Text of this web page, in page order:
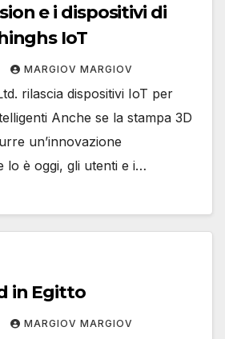
e i dispositivi di
IoT
MARGIOV MARGIOV
rilascia dispositivi IoT per
Anche se la stampa 3D
un’innovazione
lo è oggi, gli utenti e i…
in Egitto
MARGIOV MARGIOV